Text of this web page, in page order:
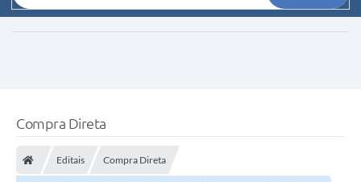
Compra Direta
Editais Compra Direta